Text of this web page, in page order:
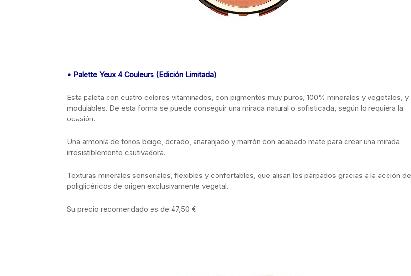
• Palette Yeux 4 Couleurs (Edición Limitada)
Esta paleta con cuatro colores vitaminados, con pigmentos muy puros, 100% minerales y vegetales, y
modulables. De esta forma se puede conseguir una mirada natural o sofisticada, según lo requiera la
ocasión.
Una armonía de tonos beige, dorado, anaranjado y marrón con acabado mate para crear una mirada
irresistiblemente cautivadora.
Texturas minerales sensoriales, flexibles y confortables, que alisan los párpados gracias a la acción de
poliglicéricos de origen exclusivamente vegetal.
Su precio recomendado es de 47,50 €